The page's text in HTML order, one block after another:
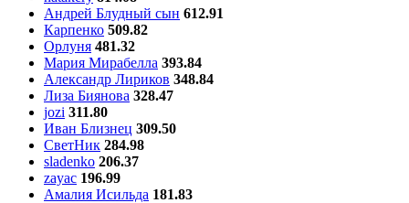
Андрей Блудный сын 612.91
Карпенко 509.82
Орлуня 481.32
Мария Мирабелла 393.84
Александр Лириков 348.84
Лиза Биянова 328.47
jozi 311.80
Иван Близнец 309.50
СветНик 284.98
sladenko 206.37
zayac 196.99
Амалия Исильда 181.83